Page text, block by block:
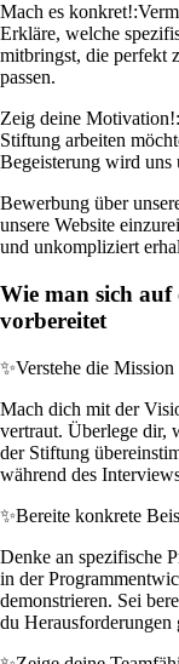
Mach es konkret!:
Erkläre, welche
mitbringst, die perfekt
passen.
Zeig deine Motivation!:
Stiftung arbeiten
Begeisterung wird uns
Bewerbung über
unsere Website
und unkompliziert
Wie man sich auf
vorbereitet
✨Verstehe die
Mach dich mit der
vertraut. Überlege dir,
der Stiftung
während des
✨Bereite konkrete
Denke an spezifische
in der
demonstrieren. Sei
du Herausforderungen